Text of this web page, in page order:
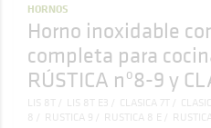
HORNOS
Horno inoxidable
completa para
RÚSTICA nº8-9 y
LIS 8T LIS 8T E3 CLASICA 7T
8
RUSTICA 9 RUSTICA 8 E